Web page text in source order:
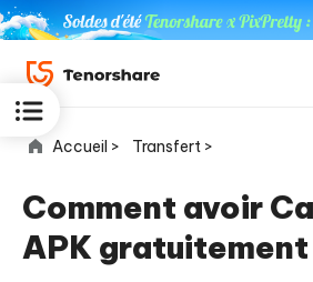
ReiBoot
Accueil > Transfert >
Comment avoir
APK